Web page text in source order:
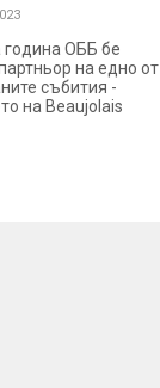
година ОББ бе
на едно от
събития -
на Beaujolais